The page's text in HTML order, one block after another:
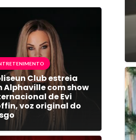
Club estreia
Alphaville com show
de Evi
voz original do